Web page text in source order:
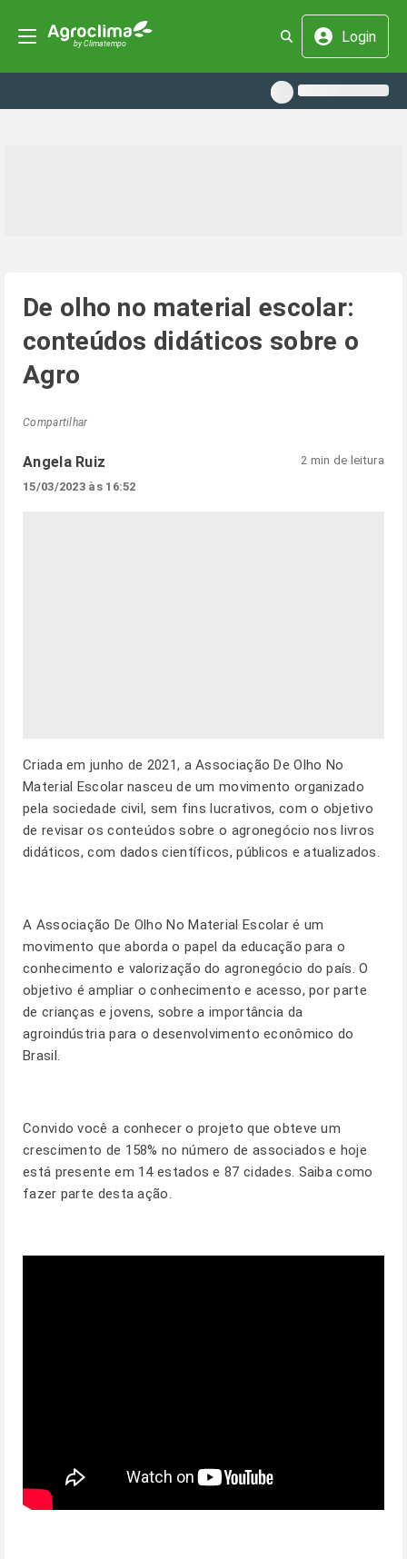
Login
De olho no material escolar:
conteúdos didáticos sobre o
Agro
Compartilhar
Angela Ruiz
15/03/2023 às 16:52
2 min de leitura
Criada em junho de 2021, a Associação De Olho No
Material Escolar nasceu de um movimento organizado
pela sociedade civil, sem fins lucrativos, com o objetivo
de revisar os conteúdos sobre o agronegócio nos livros
didáticos, com dados científicos, públicos e atualizados.
A Associação De Olho No Material Escolar é um
movimento que aborda o papel da educação para o
conhecimento e valorização do agronegócio do país. O
objetivo é ampliar o conhecimento e acesso, por parte
de crianças e jovens, sobre a importância da
agroindústria para o desenvolvimento econômico do
Brasil.
Convido você a conhecer o projeto que obteve um
crescimento de 158% no número de associados e hoje
está presente em 14 estados e 87 cidades. Saiba como
fazer parte desta ação.